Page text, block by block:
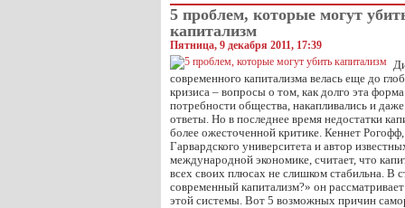
5 проблем, которые могут
капитализм
Пятница, 9 декабря 2011, 17:39
современного капитализма велась еще до
кризиса – вопросы о том, как долго эта
потребности общества, накапливались и
ответы. Но в последнее время недостатки
более ожесточенной критике. Кеннет
Гарвардского университета и автор
международной экономике, считает, что
всех своих плюсах не слишком стабильна. В
современный капитализм?» он
этой системы. Вот 5 возможных причин